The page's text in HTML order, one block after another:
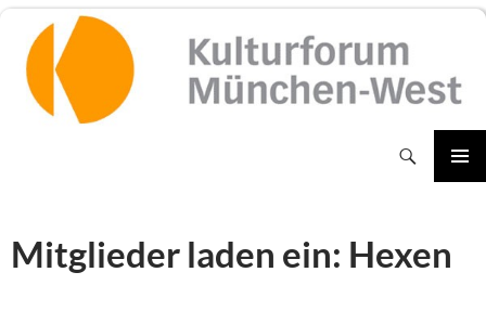
Inhalt
springen
Mitglieder laden ein: Hexen